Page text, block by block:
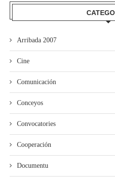
Arribada 2007
Cine
Comunicación
Conceyos
Convocatories
Cooperación
Documentu